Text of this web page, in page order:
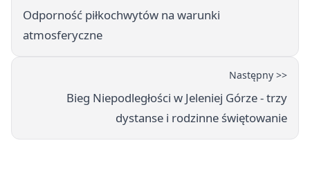
Odporność piłkochwytów na warunki
atmosferyczne
Następny >>
Bieg Niepodległości w Jeleniej Górze - trzy
dystanse i rodzinne świętowanie